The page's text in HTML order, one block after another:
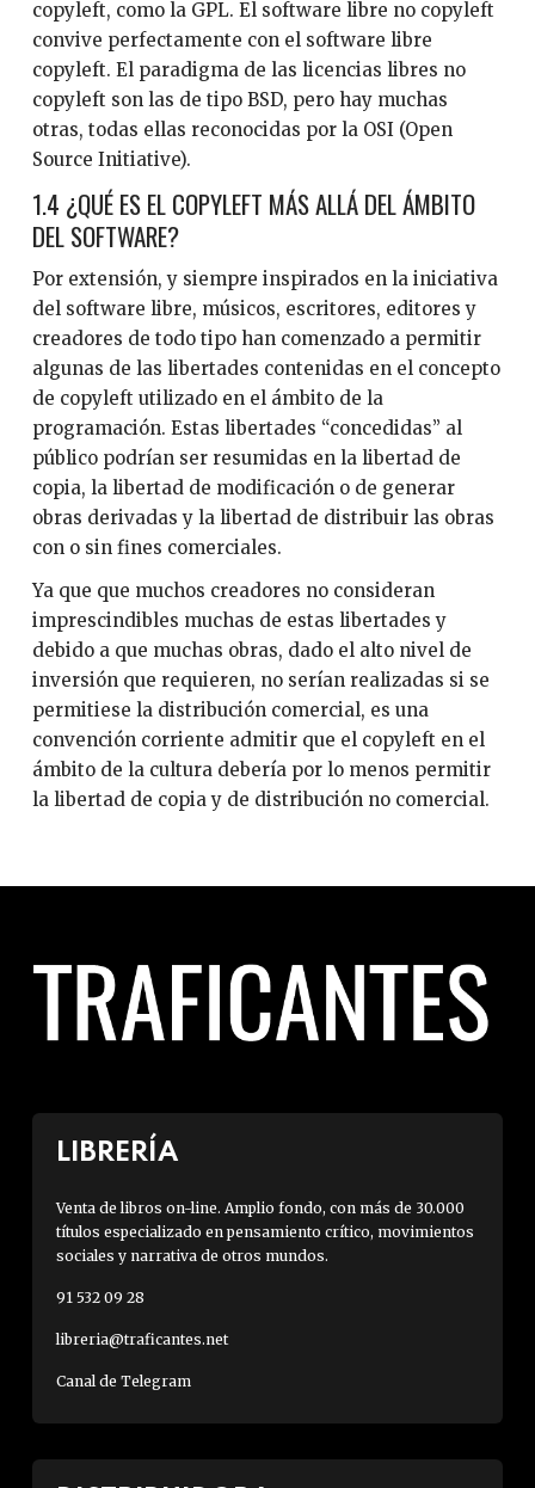
copyleft, como la GPL. El software libre no copyleft
convive perfectamente con el software libre
copyleft. El paradigma de las licencias libres no
copyleft son las de tipo BSD, pero hay muchas
otras, todas ellas reconocidas por la OSI (Open
Source Initiative).
1.4 ¿QUÉ ES EL COPYLEFT MÁS ALLÁ DEL ÁMBITO
DEL SOFTWARE?
Por extensión, y siempre inspirados en la iniciativa
del software libre, músicos, escritores, editores y
creadores de todo tipo han comenzado a permitir
algunas de las libertades contenidas en el concepto
de copyleft utilizado en el ámbito de la
programación. Estas libertades “concedidas” al
público podrían ser resumidas en la libertad de
copia, la libertad de modificación o de generar
obras derivadas y la libertad de distribuir las obras
con o sin fines comerciales.
Ya que que muchos creadores no consideran
imprescindibles muchas de estas libertades y
debido a que muchas obras, dado el alto nivel de
inversión que requieren, no serían realizadas si se
permitiese la distribución comercial, es una
convención corriente admitir que el copyleft en el
ámbito de la cultura debería por lo menos permitir
la libertad de copia y de distribución no comercial.
LIBRERÍA
Venta de libros on-line. Amplio fondo, con más de 30.000
títulos especializado en pensamiento crítico, movimientos
sociales y narrativa de otros mundos.
91 532 09 28
libreria@traficantes.net
Canal de Telegram